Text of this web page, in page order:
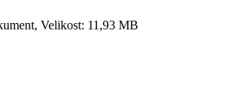
Velikost: 11,93 MB